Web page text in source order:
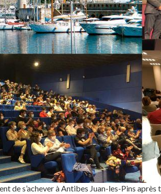
de s’achever à Antibes Juan-les-Pins